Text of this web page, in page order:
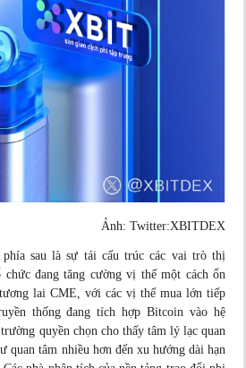
Ảnh: Twitter:XBITDEX
sau là sự tái cấu trúc các vai trò thị
đang tăng cường vị thế một cách ổn
lai CME, với các vị thế mua lớn tiếp
thống đang tích hợp Bitcoin vào hệ
quyền chọn cho thấy tâm lý lạc quan
quan tâm nhiều hơn đến xu hướng dài hạn